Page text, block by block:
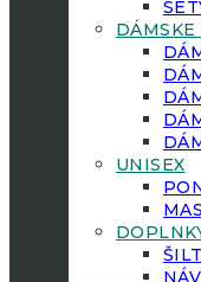
UNISEX